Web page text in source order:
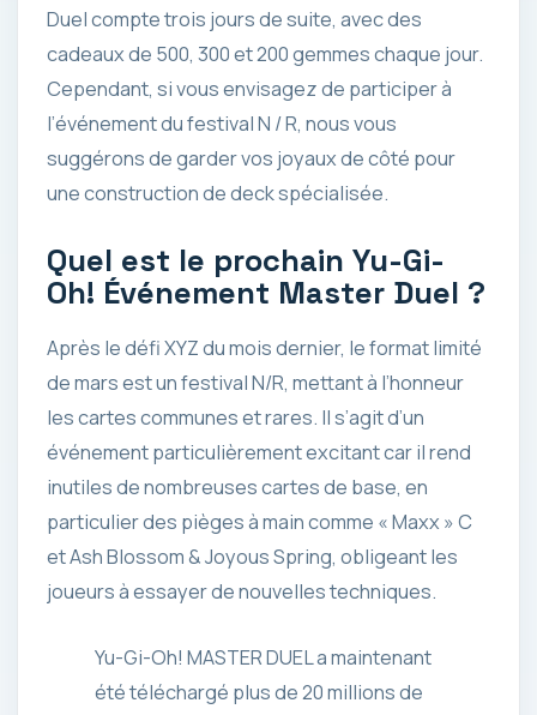
Duel compte trois jours de suite, avec des
cadeaux de 500, 300 et 200 gemmes chaque jour.
Cependant, si vous envisagez de participer à
l’événement du festival N / R, nous vous
suggérons de garder vos joyaux de côté pour
une construction de deck spécialisée.
Quel est le prochain Yu-Gi-
Oh! Événement Master Duel ?
Après le défi XYZ du mois dernier, le format limité
de mars est un festival N/R, mettant à l’honneur
les cartes communes et rares. Il s’agit d’un
événement particulièrement excitant car il rend
inutiles de nombreuses cartes de base, en
particulier des pièges à main comme « Maxx » C
et Ash Blossom & Joyous Spring, obligeant les
joueurs à essayer de nouvelles techniques.
Yu-Gi-Oh! MASTER DUEL a maintenant
été téléchargé plus de 20 millions de